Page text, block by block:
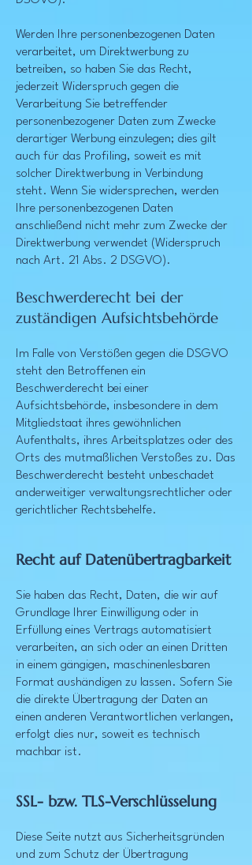
Werden Ihre personenbezogenen Daten
verarbeitet, um Direktwerbung zu
betreiben, so haben Sie das Recht,
jederzeit Widerspruch gegen die
Verarbeitung Sie betreffender
personenbezogener Daten zum Zwecke
derartiger Werbung einzulegen; dies gilt
auch für das Profiling, soweit es mit
solcher Direktwerbung in Verbindung
steht. Wenn Sie widersprechen, werden
Ihre personenbezogenen Daten
anschließend nicht mehr zum Zwecke der
Direktwerbung verwendet (Widerspruch
nach Art. 21 Abs. 2 DSGVO).
Beschwerderecht bei der
zuständigen Aufsichtsbehörde
Im Falle von Verstößen gegen die DSGVO
steht den Betroffenen ein
Beschwerderecht bei einer
Aufsichtsbehörde, insbesondere in dem
Mitgliedstaat ihres gewöhnlichen
Aufenthalts, ihres Arbeitsplatzes oder des
Orts des mutmaßlichen Verstoßes zu. Das
Beschwerderecht besteht unbeschadet
anderweitiger verwaltungsrechtlicher oder
gerichtlicher Rechtsbehelfe.
Recht auf Datenübertragbarkeit
Sie haben das Recht, Daten, die wir auf
Grundlage Ihrer Einwilligung oder in
Erfüllung eines Vertrags automatisiert
verarbeiten, an sich oder an einen Dritten
in einem gängigen, maschinenlesbaren
Format aushändigen zu lassen. Sofern Sie
die direkte Übertragung der Daten an
einen anderen Verantwortlichen verlangen,
erfolgt dies nur, soweit es technisch
machbar ist.
SSL- bzw. TLS-Verschlüsselung
Diese Seite nutzt aus Sicherheitsgründen
und zum Schutz der Übertragung